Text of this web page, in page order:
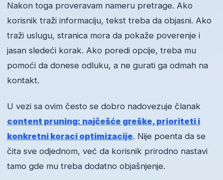
Nakon toga proveravam nameru pretrage. Ako
korisnik traži informaciju, tekst treba da objasni. Ako
traži uslugu, stranica mora da pokaže poverenje i
jasan sledeći korak. Ako poredi opcije, treba mu
pomoći da donese odluku, a ne gurati ga odmah na
kontakt.
U vezi sa ovim često se dobro nadovezuje članak
content pruning: najčešće greške, prioriteti i
konkretni koraci optimizacije. Nije poenta da se
čita sve odjednom, već da korisnik prirodno nastavi
tamo gde mu treba dodatno objašnjenje.